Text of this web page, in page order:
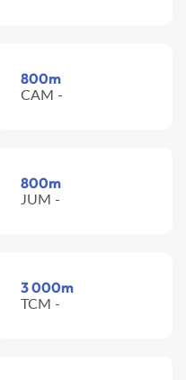
800m
CAM -
800m
JUM -
3 000m
TCM -